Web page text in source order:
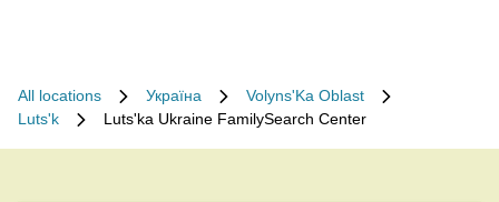
All locations Україна
Volyns'Ka Oblast
Luts'k
Luts'ka Ukraine FamilySearch Center